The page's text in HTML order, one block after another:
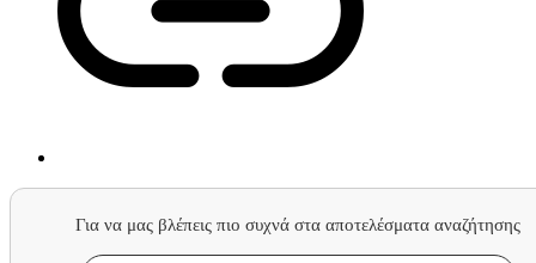
Για να μας βλέπεις πιο συχνά στα αποτελέσματα αναζήτησης